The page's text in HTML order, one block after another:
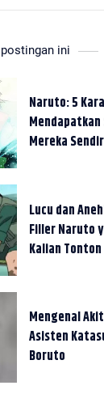
ini
Naruto: 5
Mereka
Lucu dan
Filler Naruto
Kalian
Mengenal
Asisten
Boruto